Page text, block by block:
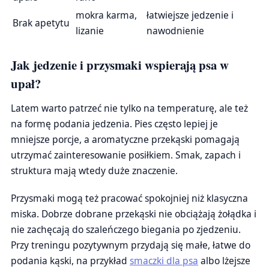
Brak apetytu
mokra karma,
lizanie
łatwiejsze jedzenie i
nawodnienie
Jak jedzenie i przysmaki wspierają psa w
upał?
Latem warto patrzeć nie tylko na temperaturę, ale też
na formę podania jedzenia. Pies często lepiej je
mniejsze porcje, a aromatyczne przekąski pomagają
utrzymać zainteresowanie posiłkiem. Smak, zapach i
struktura mają wtedy duże znaczenie.
Przysmaki mogą też pracować spokojniej niż klasyczna
miska. Dobrze dobrane przekąski nie obciążają żołądka i
nie zachęcają do szaleńczego biegania po zjedzeniu.
Przy treningu pozytywnym przydają się małe, łatwe do
podania kąski, na przykład smaczki dla psa albo lżejsze